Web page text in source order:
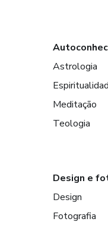
Astrologia
Meditação
Teologia
Design e
Design
Fotografia